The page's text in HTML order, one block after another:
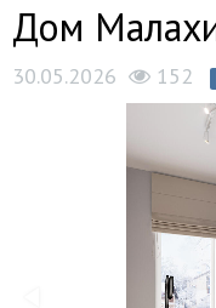
Дом
30.05.2026 152